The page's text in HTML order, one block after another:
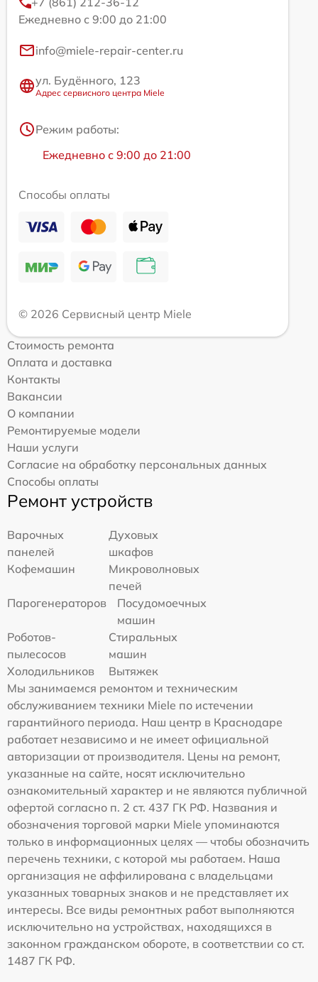
Ежедневно с 9:00 до 21:00
info@miele-repair-center.ru
ул. Будённого, 123
Адрес сервисного центра Miele
Режим работы:
Ежедневно с 9:00 до 21:00
Способы оплаты
© 2026 Сервисный центр Miele
Стоимость ремонта
Оплата и доставка
Контакты
Вакансии
О компании
Ремонтируемые модели
Наши услуги
Согласие на обработку персональных данных
Способы оплаты
Ремонт устройств
Варочных
панелей
Духовых
шкафов
Кофемашин
Микроволновых
печей
Парогенераторов
Посудомоечных
машин
Роботов-
пылесосов
Стиральных
машин
Холодильников
Вытяжек
Мы занимаемся ремонтом и техническим
обслуживанием техники Miele по истечении
гарантийного периода. Наш центр в Краснодаре
работает независимо и не имеет официальной
авторизации от производителя. Цены на ремонт,
указанные на сайте, носят исключительно
ознакомительный характер и не являются публичной
офертой согласно п. 2 ст. 437 ГК РФ. Названия и
обозначения торговой марки Miele упоминаются
только в информационных целях — чтобы обозначить
перечень техники, с которой мы работаем. Наша
организация не аффилирована с владельцами
указанных товарных знаков и не представляет их
интересы. Все виды ремонтных работ выполняются
исключительно на устройствах, находящихся в
законном гражданском обороте, в соответствии со ст.
1487 ГК РФ.